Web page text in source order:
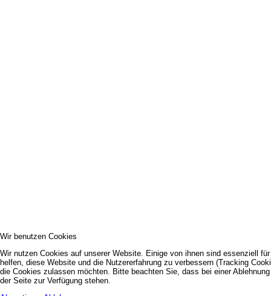
Wir benutzen Cookies
Wir nutzen Cookies auf unserer Website. Einige von ihnen sind essenziell
helfen, diese Website und die Nutzererfahrung zu verbessern (Tracking
die Cookies zulassen möchten. Bitte beachten Sie, dass bei einer
der Seite zur Verfügung stehen.